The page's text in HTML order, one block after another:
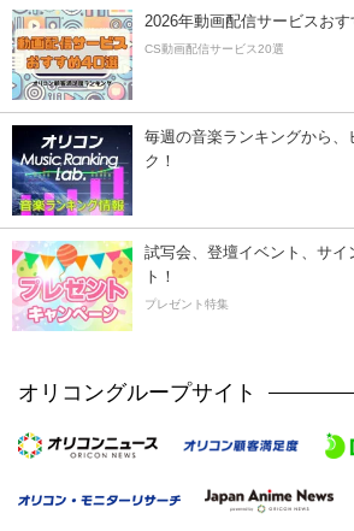
2026年動画配信サービスおす
CS動画配信サービス20選
毎週の音楽ランキングから、
ク！
試写会、登壇イベント、サイ
ト！
プレゼント特集
オリコングループサイト